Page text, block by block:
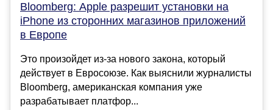
Bloomberg: Apple разрешит установки на
iPhone из сторонних магазинов приложений
в Европе
Это произойдет из-за нового закона, который
действует в Евросоюзе. Как выяснили журналисты
Bloomberg, американская компания уже
разрабатывает платфор...